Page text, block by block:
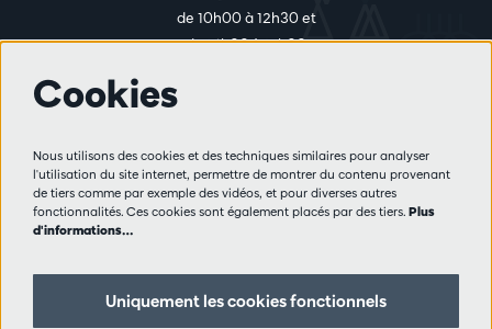
de 10h00 à 12h30 et
de 14h00 à 17h00
Règlement des visiteurs
Vie privée
Partenaires
Cookies
Nous utilisons des cookies et des techniques similaires pour analyser
l'utilisation du site internet, permettre de montrer du contenu provenant
de tiers comme par exemple des vidéos, et pour diverses autres
fonctionnalités. Ces cookies sont également placés par des tiers. Plus
d'informations…
Uniquement les cookies fonctionnels